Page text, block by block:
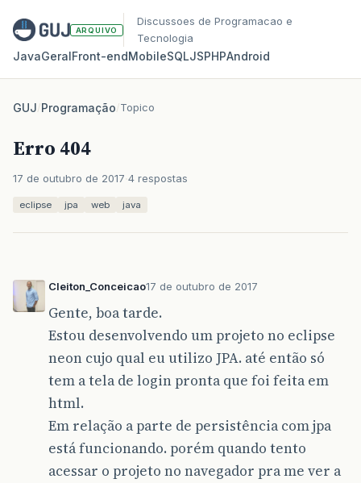
ARQUIVO
Discussoes de Programacao e
Tecnologia
JavaGeralFront‑endMobileSQLJSPHPAndroid
GUJ/Programação/Topico
Erro 404
17 de outubro de 2017 4 respostas
eclipse jpa web java
Cleiton_Conceicao17 de outubro de 2017
Gente, boa tarde.
Estou desenvolvendo um projeto no eclipse
neon cujo qual eu utilizo JPA. até então só
tem a tela de login pronta que foi feita em
html.
Em relação a parte de persistência com jpa
está funcionando. porém quando tento
acessar o projeto no navegador pra me ver a